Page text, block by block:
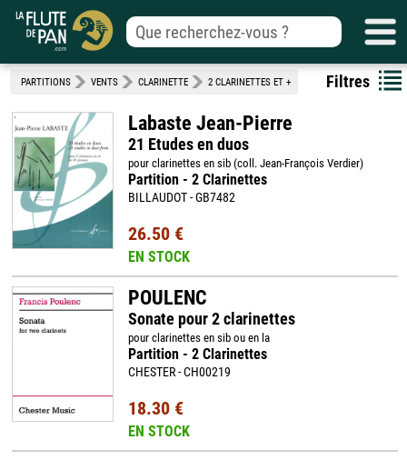
PARTITIONS VENTS CLARINETTE 2 CLARINETTES ET + Filtres
Labaste Jean-Pierre
21 Etudes en duos
pour clarinettes en sib (coll. Jean-François Verdier)
Partition - 2 Clarinettes
BILLAUDOT - GB7482
26.50 €
EN STOCK
POULENC
Sonate pour 2 clarinettes
pour clarinettes en sib ou en la
Partition - 2 Clarinettes
CHESTER - CH00219
18.30 €
EN STOCK